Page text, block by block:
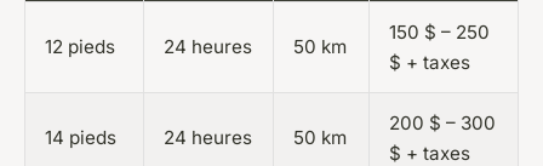
12 pieds 24 heures 50 km
150 $ – 250
$ + taxes
14 pieds 24 heures 50 km
200 $ – 300
$ + taxes